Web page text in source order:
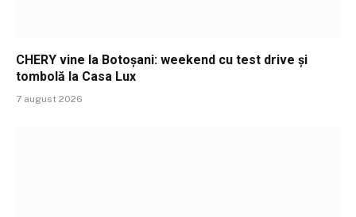
CHERY vine la Botoșani: weekend cu test drive și
tombolă la Casa Lux
7 august 2026